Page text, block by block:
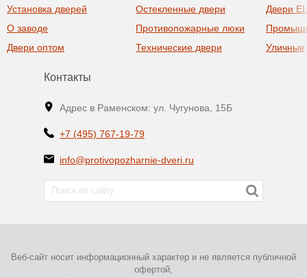
Установка дверей
О заводе
Двери оптом
Остекленные двери
Противопожарные люки
Технические двери
Двери
Уличные
Контакты
Адрес в Раменском: ул. Чугунова, 15Б
+7 (495) 767-19-79
info@protivopozharnie-dveri.ru
Веб-сайт носит информационный характер и не является публичной
офертой,